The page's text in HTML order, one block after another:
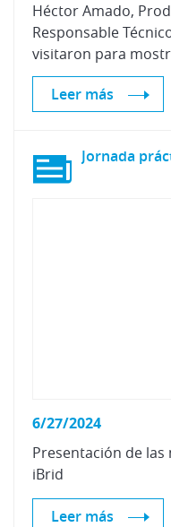
Héctor Amado,
Responsable
Leer más
Jornada
6/27/2024
Presentación de las
iBrid
Leer más